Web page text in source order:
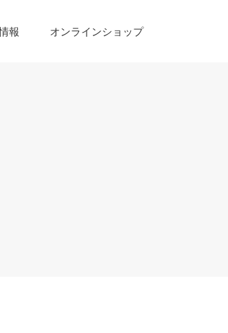
報 オンラインショップ